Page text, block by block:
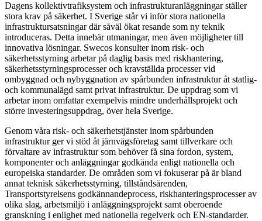
Dagens kollektivtrafiksystem och infrastrukturanläggningar ställer
stora krav på säkerhet. I Sverige står vi inför stora nationella
infrastruktursatsningar där såväl ökat resande som ny teknik
introduceras. Detta innebär utmaningar, men även möjligheter till
innovativa lösningar. Swecos konsulter inom risk- och
säkerhetsstyrning arbetar på daglig basis med riskhantering,
säkerhetsstyrningsprocesser och kravställda processer vid
ombyggnad och nybyggnation av spårbunden infrastruktur åt statlig-
och kommunalägd samt privat infrastruktur. De uppdrag som vi
arbetar inom omfattar exempelvis mindre underhållsprojekt och
större investeringsuppdrag, över hela Sverige.
Genom våra risk- och säkerhetstjänster inom spårbunden
infrastruktur ger vi stöd åt järnvägsföretag samt tillverkare och
förvaltare av infrastruktur som behöver få sina fordon, system,
komponenter och anläggningar godkända enligt nationella och
europeiska standarder. De områden som vi fokuserar på är bland
annat teknisk säkerhetsstyrning, tillståndsärenden,
Transportstyrelsens godkännandeprocess, riskhanteringsprocesser av
olika slag, arbetsmiljö i anläggningsprojekt samt oberoende
granskning i enlighet med nationella regelverk och EN-standarder.